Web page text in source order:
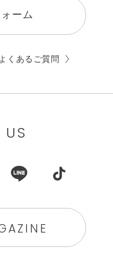
ーム
くあるご質問